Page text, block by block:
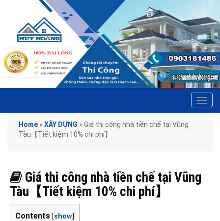
Home » XÂY DỰNG » Giá thi công nhà tiền chế tại Vũng
Tàu【Tiết kiệm 10% chi phí】
Giá thi công nhà tiền chế tại Vũng
Tàu【Tiết kiệm 10% chi phí】
Contents [show]